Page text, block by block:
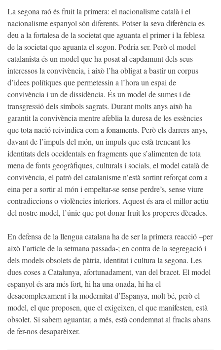
La segona raó és fruit la primera: el nacionalisme català i el
nacionalisme espanyol són diferents. Potser la seva diferència es
deu a la fortalesa de la societat que aguanta el primer i la feblesa
de la societat que aguanta el segon. Podria ser. Però el model
catalanista és un model que ha posat al capdamunt dels seus
interessos la convivència, i això l’ha obligat a bastir un corpus
d’idees polítiques que permetessin a l’hora un espai de
convivència i un de dissidència. És un model de sumes i de
transgressió dels símbols sagrats. Durant molts anys això ha
garantit la convivència mentre afeblia la duresa de les essències
que tota nació reivindica com a fonaments. Però els darrers anys,
davant de l’impuls del món, un impuls que està trencant les
identitats dels occidentals en fragments que s’alimenten de tota
mena de fonts geogràfiques, culturals i socials, el model català de
convivència, el patró del catalanisme n’està sortint reforçat com a
eina per a sortir al món i empeltar-se sense perdre’s, sense viure
contradiccions o violències interiors. Aquest és ara el millor actiu
del nostre model, l’únic que pot donar fruit les properes dècades.
En defensa de la llengua catalana ha de ser la primera reacció –per
això l’article de la setmana passada-; en contra de la segregació i
dels models obsolets de pàtria, identitat i cultura la segona. Les
dues coses a Catalunya, afortunadament, van del bracet. El model
espanyol és ara més fort, hi ha una onada, hi ha el
desacomplexament i la modernitat d’Espanya, molt bé, però el
model, el que proposen, que el exigeixen, el que manifesten, està
obsolet. Si sabem aguantar, a més, està condemnat al fracàs abans
de fer-nos desaparèixer.